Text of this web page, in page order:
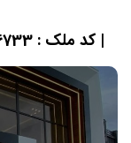
| کد ملک : 726733